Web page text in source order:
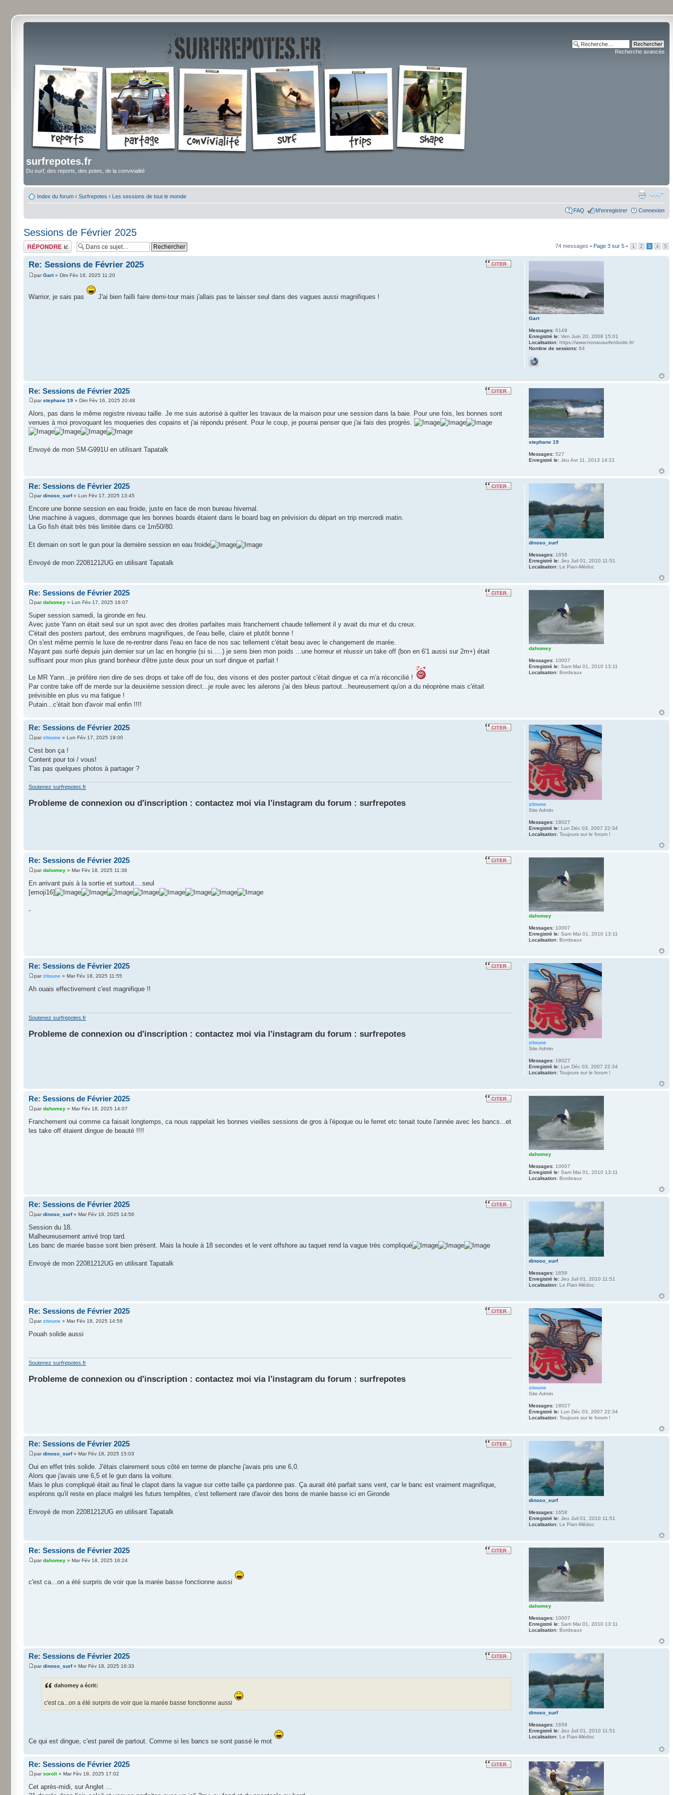
surfrepotes.fr
Du surf, des reports, des potes, de la convivialité
Recherche avancée
Index du forum ‹ Surfrepotes ‹ Les sessions de tout le monde
FAQ M’enregistrer Connexion
Sessions de Février 2025
Répondre 74 messages • Page 3 sur 5 • 1 2 3 4 5
Re: Sessions de Février 2025
parGart» Dim Fév 16, 2025 11:20
Warrior, je sais pas J'ai bien failli faire demi-tour mais j'allais pas te laisser seul dans des vagues aussi magnifiques !
Gart
Messages: 6149
Enregistré le: Ven Juin 20, 2008 15:01
Localisation: https://www.nonausurfenboite.fr/
Nombre de sessions: 64
Re: Sessions de Février 2025
parstephane 19 » Dim Fév 16, 2025 20:48
Alors, pas dans le même registre niveau taille. Je me suis autorisé à quitter les travaux de la maison pour une session dans la baie. Pour une fois, les bonnes sont
venues à moi provoquant les moqueries des copains et j'ai répondu présent. Pour le coup, je pourrai penser que j'ai fais des progrès.
Envoyé de mon SM-G991U en utilisant Tapatalk
stephane 19
Messages: 527
Enregistré le: Jeu Avr 11, 2013 14:21
Re: Sessions de Février 2025
pardinoso_surf» Lun Fév 17, 2025 13:45
Encore une bonne session en eau froide, juste en face de mon bureau hivernal.
Une machine à vagues, dommage que les bonnes boards étaient dans le board bag en prévision du départ en trip mercredi matin.
La Go fish était très très limitée dans ce 1m50/80.
Et demain on sort le gun pour la dernière session en eau froide
Envoyé de mon 22081212UG en utilisant Tapatalk
dinoso_surf
Messages: 1658
Enregistré le: Jeu Juil 01, 2010 11:51
Localisation: Le Pian-Médoc
Re: Sessions de Février 2025
pardahomey » Lun Fév 17, 2025 16:07
Super session samedi, la gironde en feu.
Avec juste Yann on était seul sur un spot avec des droites parfaites mais franchement chaude tellement il y avait du mur et du creux.
C'était des posters partout, des embruns magnifiques, de l'eau belle, claire et plutôt bonne !
On s'est même permis le luxe de re-rentrer dans l'eau en face de nos sac tellement c'était beau avec le changement de marée.
N'ayant pas surfé depuis juin dernier sur un lac en hongrie (si si.....) je sens bien mon poids ...une horreur et réussir un take off (bon en 6'1 aussi sur 2m+) était
suffisant pour mon plus grand bonheur d'être juste deux pour un surf dingue et parfait !
Le MR Yann...je préfère rien dire de ses drops et take off de fou, des visons et des poster partout c'était dingue et ca m'a réconcilié !
Par contre take off de merde sur la deuxième session direct...je roule avec les ailerons j'ai des bleus partout...heureusement qu'on a du néoprène mais c'était
prévisible en plus vu ma fatigue !
Putain...c'était bon d'avoir mal enfin !!!!
dahomey
Messages: 10007
Enregistré le: Sam Mai 01, 2010 13:11
Localisation: Bordeaux
Re: Sessions de Février 2025
parzitoune » Lun Fév 17, 2025 19:00
C'est bon ça !
Content pour toi / vous!
T'as pas quelques photos à partager ?
Soutenez surfrepotes.fr
Probleme de connexion ou d'inscription : contactez moi via l'instagram du forum : surfrepotes
zitoune
Site Admin
Messages: 18027
Enregistré le: Lun Déc 03, 2007 22:34
Localisation: Toujours sur le forum !
Re: Sessions de Février 2025
pardahomey » Mar Fév 18, 2025 11:38
En arrivant puis à la sortie et surtout....seul
[emoji16]
-
dahomey
Messages: 10007
Enregistré le: Sam Mai 01, 2010 13:11
Localisation: Bordeaux
Re: Sessions de Février 2025
parzitoune » Mar Fév 18, 2025 11:55
Ah ouais effectivement c'est magnifique !!
Soutenez surfrepotes.fr
Probleme de connexion ou d'inscription : contactez moi via l'instagram du forum : surfrepotes
zitoune
Site Admin
Messages: 18027
Enregistré le: Lun Déc 03, 2007 22:34
Localisation: Toujours sur le forum !
Re: Sessions de Février 2025
pardahomey » Mar Fév 18, 2025 14:07
Franchement oui comme ca faisait longtemps, ca nous rappelait les bonnes vieilles sessions de gros à l'époque ou le ferret etc tenait toute l'année avec les bancs...et
les take off étaient dingue de beauté !!!!
dahomey
Messages: 10007
Enregistré le: Sam Mai 01, 2010 13:11
Localisation: Bordeaux
Re: Sessions de Février 2025
pardinoso_surf» Mar Fév 18, 2025 14:56
Session du 18.
Malheureusement arrivé trop tard.
Les banc de marée basse sont bien présent. Mais la houle à 18 secondes et le vent offshore au taquet rend la vague très compliqué
Envoyé de mon 22081212UG en utilisant Tapatalk dinoso_surf
Messages: 1658
Enregistré le: Jeu Juil 01, 2010 11:51
Localisation: Le Pian-Médoc
Re: Sessions de Février 2025
parzitoune » Mar Fév 18, 2025 14:58
Pouah solide aussi
Soutenez surfrepotes.fr
Probleme de connexion ou d'inscription : contactez moi via l'instagram du forum : surfrepotes
zitoune
Site Admin
Messages: 18027
Enregistré le: Lun Déc 03, 2007 22:34
Localisation: Toujours sur le forum !
Re: Sessions de Février 2025
pardinoso_surf» Mar Fév 18, 2025 15:03
Oui en effet très solide. J'étais clairement sous côté en terme de planche j'avais pris une 6,0.
Alors que j'avais une 6,5 et le gun dans la voiture.
Mais le plus compliqué était au final le clapot dans la vague sur cette taille ça pardonne pas. Ça aurait été parfait sans vent, car le banc est vraiment magnifique,
espérons qu'il reste en place malgré les futurs tempêtes, c'est tellement rare d'avoir des bons de marée basse ici en Gironde
Envoyé de mon 22081212UG en utilisant Tapatalk
dinoso_surf
Messages: 1658
Enregistré le: Jeu Juil 01, 2010 11:51
Localisation: Le Pian-Médoc
Re: Sessions de Février 2025
pardahomey » Mar Fév 18, 2025 16:24
c'est ca...on a été surpris de voir que la marée basse fonctionne aussi
dahomey
Messages: 10007
Enregistré le: Sam Mai 01, 2010 13:11
Localisation: Bordeaux
Re: Sessions de Février 2025
pardinoso_surf» Mar Fév 18, 2025 16:33
dahomey a écrit:
c'est ca...on a été surpris de voir que la marée basse fonctionne aussi
Ce qui est dingue, c'est pareil de partout. Comme si les bancs se sont passé le mot
dinoso_surf
Messages: 1658
Enregistré le: Jeu Juil 01, 2010 11:51
Localisation: Le Pian-Médoc
Re: Sessions de Février 2025
parsoroli » Mar Fév 18, 2025 17:02
Cet après-midi, sur Anglet …